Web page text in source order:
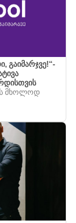
გაიმარჯვე!“-
მხოლოდ